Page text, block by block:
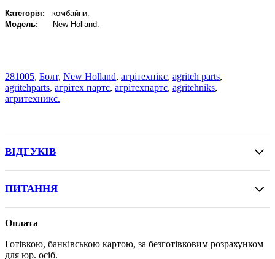
Категорія: комбайни.
Модель:
New Holland.
281005, Болт, New Holland, агрітехнікс, agriteh parts,
agritehparts, агрітех партс, агрітехпартс, agritehniks,
агритехникс.
ВІДГУКІВ
ПИТАННЯ
Оплата
Готівкою, банківською картою, за безготівковим розрахунком
для юр. осіб.